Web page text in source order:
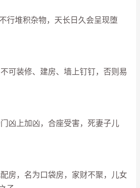
堆积杂物，天长日久会呈现堕
装修、建房、墙上钉钉，否则易
上加凶，合座受害，死妻子儿
，名为口袋房，家财不聚，儿女